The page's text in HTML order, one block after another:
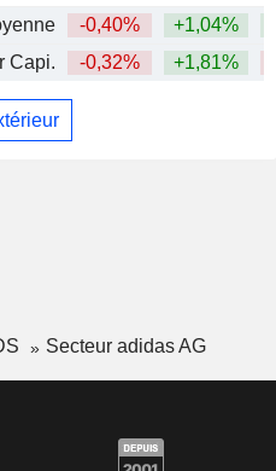
-0,40% +1,04%
Capi.
-0,32% +1,81%
Secteur adidas AG